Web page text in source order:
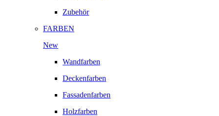
Zubehör
FARBEN
New
Wandfarben
Deckenfarben
Fassadenfarben
Holzfarben